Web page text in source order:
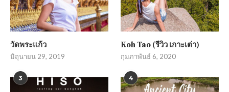
วัดพระแก้ว
มิถุนายน 29, 2019
Koh Tao (รีวิว เกาะเต่า)
กุมภาพันธ์ 6, 2020
3 4